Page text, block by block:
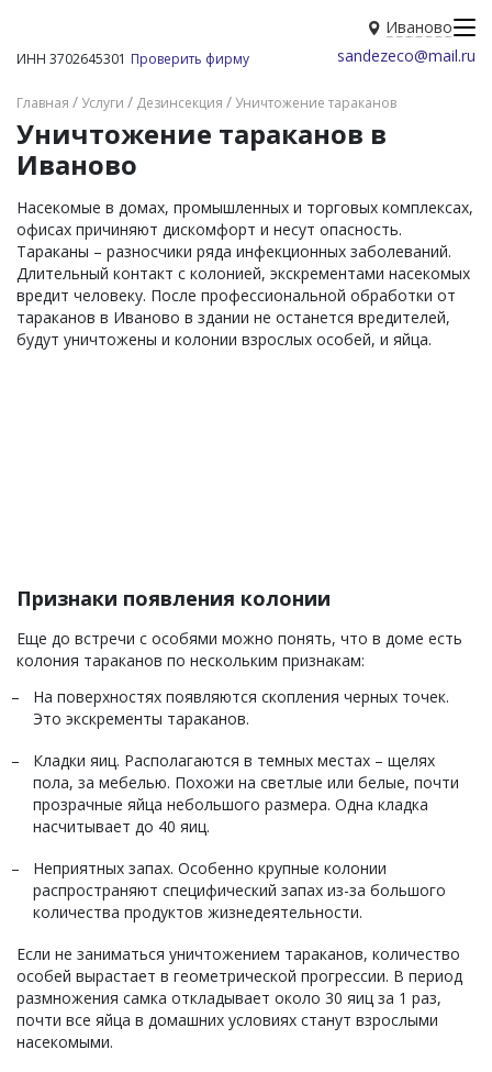
Иваново
ИНН 3702645301 Проверить фирму sandezeco@mail.ru
Главная Услуги Дезинсекция Уничтожение тараканов
Уничтожение тараканов в
Иваново
Насекомые в домах, промышленных и торговых комплексах,
офисах причиняют дискомфорт и несут опасность.
Тараканы – разносчики ряда инфекционных заболеваний.
Длительный контакт с колонией, экскрементами насекомых
вредит человеку. После профессиональной обработки от
тараканов в Иваново в здании не останется вредителей,
будут уничтожены и колонии взрослых особей, и яйца.
Признаки появления колонии
Еще до встречи с особями можно понять, что в доме есть
колония тараканов по нескольким признакам:
На поверхностях появляются скопления черных точек.
Это экскременты тараканов.
Кладки яиц. Располагаются в темных местах – щелях
пола, за мебелью. Похожи на светлые или белые, почти
прозрачные яйца небольшого размера. Одна кладка
насчитывает до 40 яиц.
Неприятных запах. Особенно крупные колонии
распространяют специфический запах из-за большого
количества продуктов жизнедеятельности.
Если не заниматься уничтожением тараканов, количество
особей вырастает в геометрической прогрессии. В период
размножения самка откладывает около 30 яиц за 1 раз,
почти все яйца в домашних условиях станут взрослыми
насекомыми.